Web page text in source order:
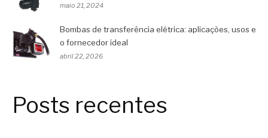
maio 21, 2024
Bombas de transferência elétrica: aplicações, usos e
o fornecedor ideal
abril 22, 2026
Posts recentes